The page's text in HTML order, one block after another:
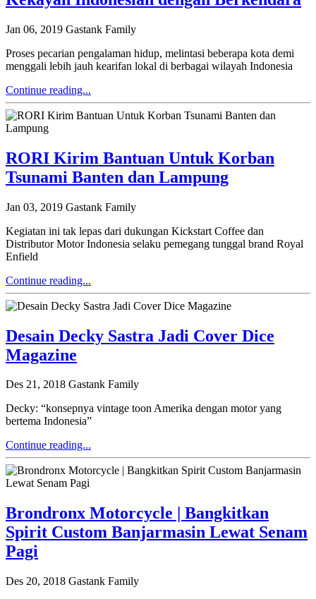
Jan 06, 2019 Gastank Family
Proses pecarian pengalaman hidup, melintasi beberapa kota demi
menggali lebih jauh kearifan lokal di berbagai wilayah Indonesia
Continue reading...
RORI Kirim Bantuan Untuk Korban
Tsunami Banten dan Lampung
Jan 03, 2019 Gastank Family
Kegiatan ini tak lepas dari dukungan Kickstart Coffee dan
Distributor Motor Indonesia selaku pemegang tunggal brand Royal
Enfield
Continue reading...
Desain Decky Sastra Jadi Cover Dice
Magazine
Des 21, 2018 Gastank Family
Decky: “konsepnya vintage toon Amerika dengan motor yang
bertema Indonesia”
Continue reading...
Brondronx Motorcycle | Bangkitkan
Spirit Custom Banjarmasin Lewat Senam
Pagi
Des 20, 2018 Gastank Family